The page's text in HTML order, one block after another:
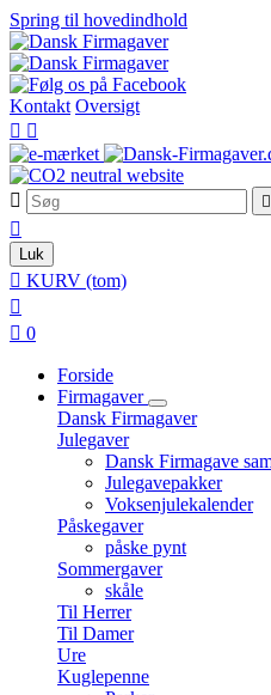
Spring til hovedindhold
Kontakt Oversigt
 
 

Luk
 KURV (tom)

 0
Forside
Firmagaver
Dansk Firmagaver
Julegaver
Dansk Firmagave
Julegavepakker
Voksenjulekalender
Påskegaver
påske pynt
Sommergaver
skåle
Til Herrer
Til Damer
Ure
Kuglepenne